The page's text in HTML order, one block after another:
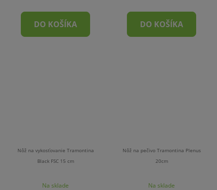
DO KOŠÍKA DO KOŠÍKA
Nôž na vykosťovanie Tramontina
Black FSC 15 cm
Na sklade
Nôž na pečivo Tramontina Plenus
20cm
Na sklade